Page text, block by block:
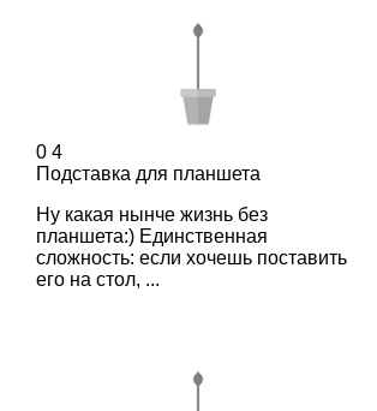
0 4
Подставка для планшета
Ну какая нынче жизнь без
планшета:) Единственная
сложность: если хочешь поставить
его на стол, ...